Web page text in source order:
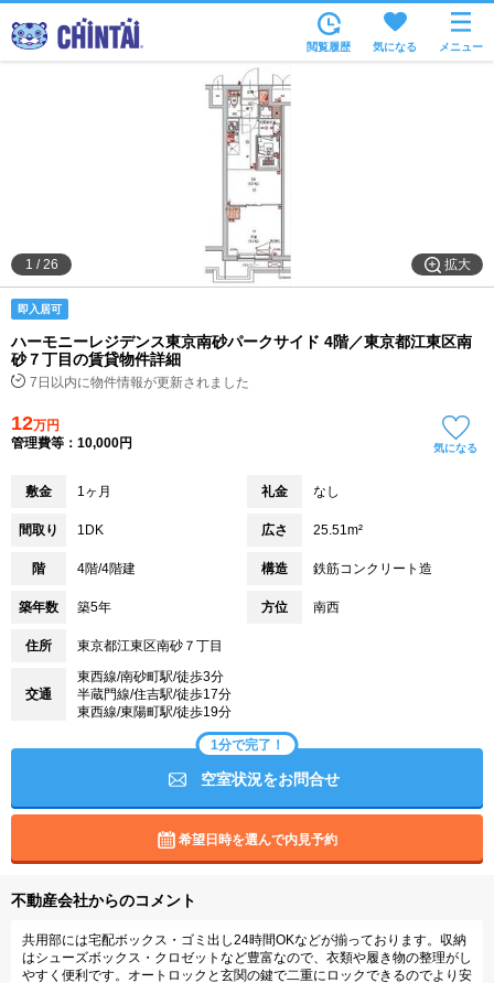
沿線・駅から
住所から
家賃相場から
通勤通学時間から
物件特集から
不動産会社から
閲覧履歴 気になる メニュー
拡大
1 /26
即入居可
ハーモニーレジデンス東京南砂パークサイド 4階／東京都江東区南
砂７丁目の賃貸物件詳細
7日以内に物件情報が更新されました
12万円
管理費等：10,000円
気になる
敷金 1ヶ月 礼金 なし
間取り 1DK 広さ 25.51m²
階 4階/4階建 構造 鉄筋コンクリート造
築年数 築5年 方位 南西
住所 東京都江東区南砂７丁目
交通
東西線/南砂町駅/徒歩3分
半蔵門線/住吉駅/徒歩17分
東西線/東陽町駅/徒歩19分
1分で完了！
空室状況をお問合せ
希望日時を選んで内見予約
不動産会社からのコメント
共用部には宅配ボックス・ゴミ出し24時間OKなどが揃っております。収納
はシューズボックス・クロゼットなど豊富なので、衣類や履き物の整理がし
やすく便利です。オートロックと玄関の鍵で二重にロックできるのでより安